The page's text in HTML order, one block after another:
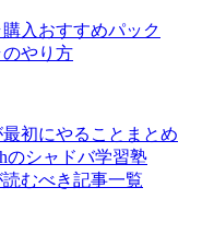
購入おすすめパック
のやり方
初にやることまとめ
のシャドバ学習塾
むべき記事一覧